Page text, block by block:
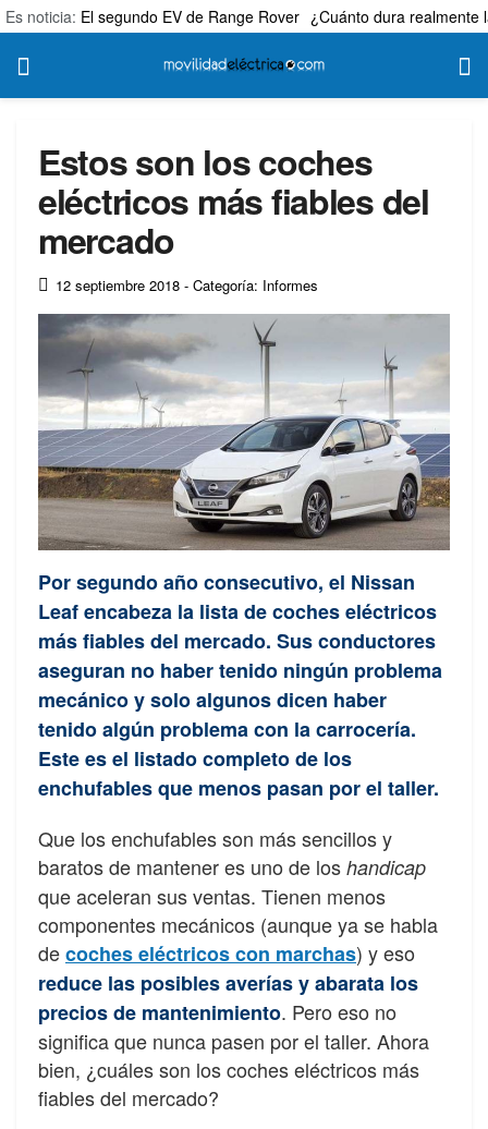
Es noticia: El segundo EV de Range Rover ¿Cuánto dura realmente
Estos son los coches
eléctricos más fiables del
mercado
12 septiembre 2018 - Categoría: Informes
Por segundo año consecutivo, el Nissan
Leaf encabeza la lista de coches eléctricos
más fiables del mercado. Sus conductores
aseguran no haber tenido ningún problema
mecánico y solo algunos dicen haber
tenido algún problema con la carrocería.
Este es el listado completo de los
enchufables que menos pasan por el taller.
Que los enchufables son más sencillos y
baratos de mantener es uno de los handicap
que aceleran sus ventas. Tienen menos
componentes mecánicos (aunque ya se habla
decoches eléctricos con marchas) y eso
reduce las posibles averías y abarata los
precios de mantenimiento. Pero eso no
significa que nunca pasen por el taller. Ahora
bien, ¿cuáles son los coches eléctricos más
fiables del mercado?